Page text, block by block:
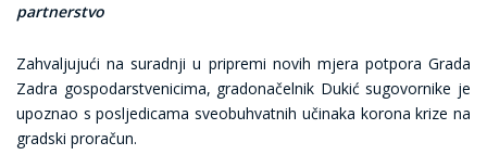
partnerstvo
Zahvaljujući na suradnji u pripremi novih mjera potpora Grada
Zadra gospodarstvenicima, gradonačelnik Dukić sugovornike je
upoznao s posljedicama sveobuhvatnih učinaka korona krize na
gradski proračun.